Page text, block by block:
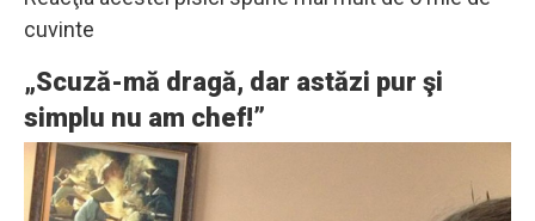
cuvinte
„Scuză-mă dragă, dar astăzi pur şi
simplu nu am chef!”